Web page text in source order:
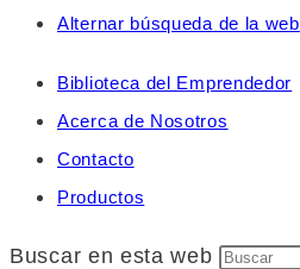
Alternar búsqueda de la web
Biblioteca del Emprendedor
Acerca de Nosotros
Contacto
Productos
Buscar en esta web